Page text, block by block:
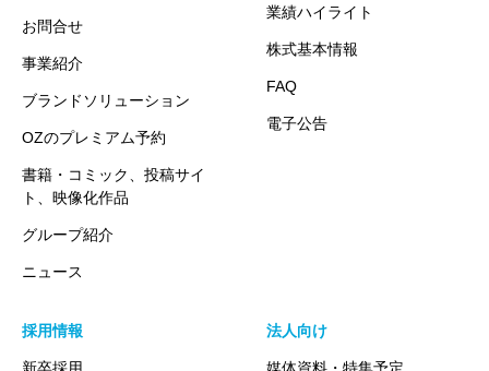
お問合せ
事業紹介
ブランドソリューション
OZのプレミアム予約
書籍・コミック、投稿サイ
ト、映像化作品
グループ紹介
ニュース
業績ハイライト
株式基本情報
FAQ
電子公告
採用情報 法人向け